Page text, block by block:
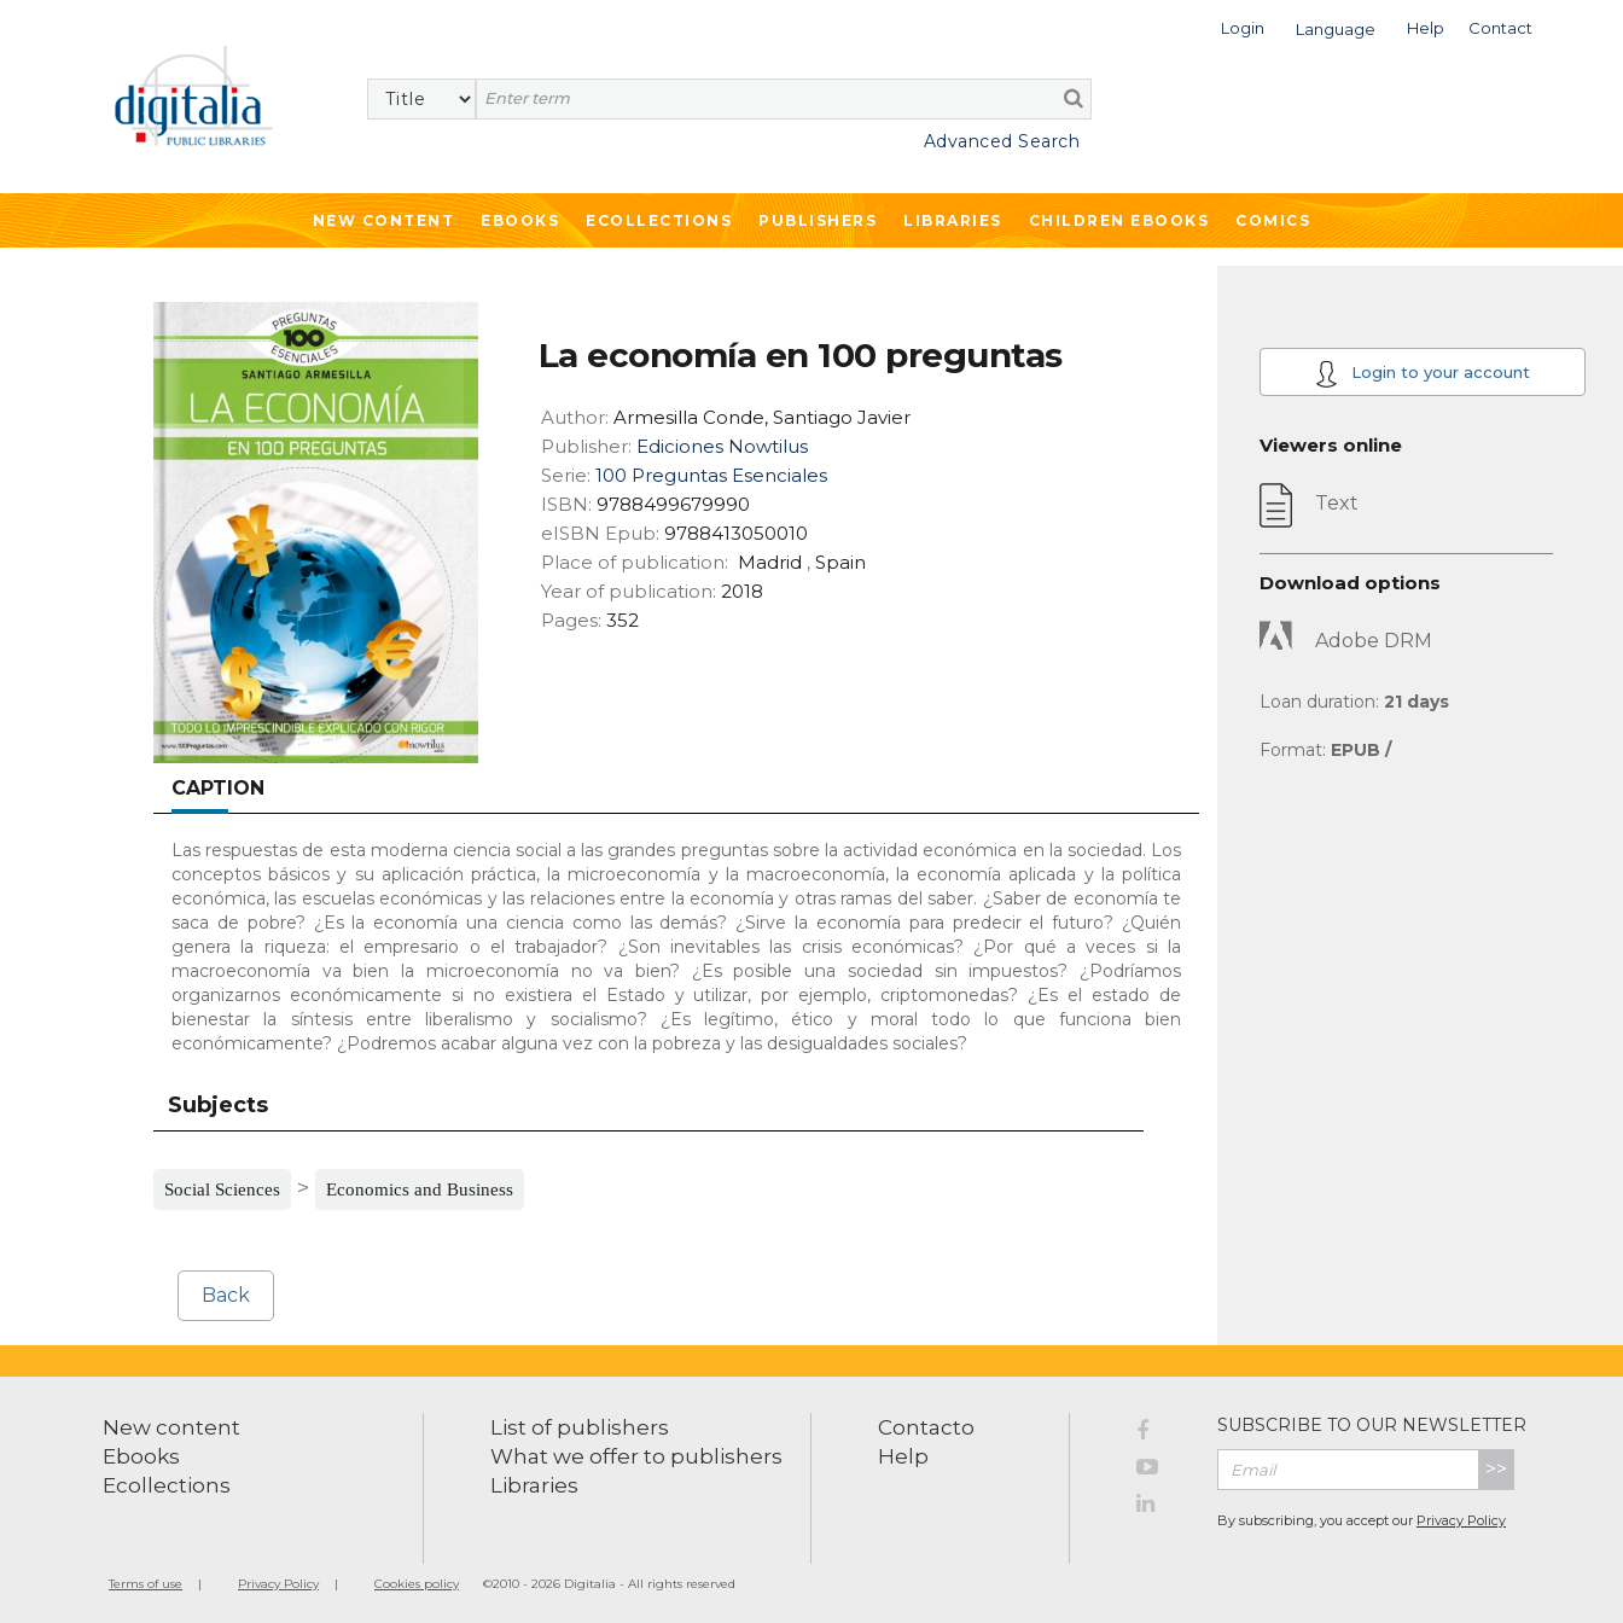
Login Language Help Contact
Search
Advanced Search
NEW CONTENT EBOOKS ECOLLECTIONS PUBLISHERS LIBRARIES CHILDREN EBOOKS COMICS
La economía en 100 preguntas
Author: Armesilla Conde, Santiago Javier
Publisher: Ediciones Nowtilus
Serie: 100 Preguntas Esenciales
ISBN: 9788499679990
eISBN Epub: 9788413050010
Place of publication: Madrid , Spain
Year of publication: 2018
Pages: 352
CAPTION
Las respuestas de esta moderna ciencia social a las grandes preguntas sobre la actividad económica en la sociedad. Los
conceptos básicos y su aplicación práctica, la microeconomía y la macroeconomía, la economía aplicada y la política
económica, las escuelas económicas y las relaciones entre la economía y otras ramas del saber. ¿Saber de economía te
saca de pobre? ¿Es la economía una ciencia como las demás? ¿Sirve la economía para predecir el futuro? ¿Quién
genera la riqueza: el empresario o el trabajador? ¿Son inevitables las crisis económicas? ¿Por qué a veces si la
macroeconomía va bien la microeconomía no va bien? ¿Es posible una sociedad sin impuestos? ¿Podríamos
organizarnos económicamente si no existiera el Estado y utilizar, por ejemplo, criptomonedas? ¿Es el estado de
bienestar la síntesis entre liberalismo y socialismo? ¿Es legítimo, ético y moral todo lo que funciona bien
económicamente? ¿Podremos acabar alguna vez con la pobreza y las desigualdades sociales?
Subjects
Social Sciences > Economics and Business
Back
Login to your account
Viewers online
Text
Download options
Adobe DRM
Loan duration: 21 days
Format: EPUB /
New content
Ebooks
Ecollections
List of publishers
What we offer to publishers
Libraries
Contacto
Help
SUBSCRIBE TO OUR NEWSLETTER
>>
By subscribing, you accept our Privacy Policy
Terms of use Privacy Policy Cookies policy ©2010 - 2026 Digitalia - All rights reserved